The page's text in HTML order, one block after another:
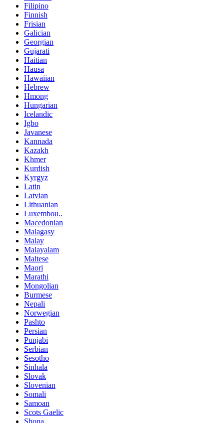
Filipino
Finnish
Frisian
Galician
Georgian
Gujarati
Haitian
Hausa
Hawaiian
Hebrew
Hmong
Hungarian
Icelandic
Igbo
Javanese
Kannada
Kazakh
Khmer
Kurdish
Kyrgyz
Latin
Latvian
Lithuanian
Luxembou..
Macedonian
Malagasy
Malay
Malayalam
Maltese
Maori
Marathi
Mongolian
Burmese
Nepali
Norwegian
Pashto
Persian
Punjabi
Serbian
Sesotho
Sinhala
Slovak
Slovenian
Somali
Samoan
Scots Gaelic
Shona